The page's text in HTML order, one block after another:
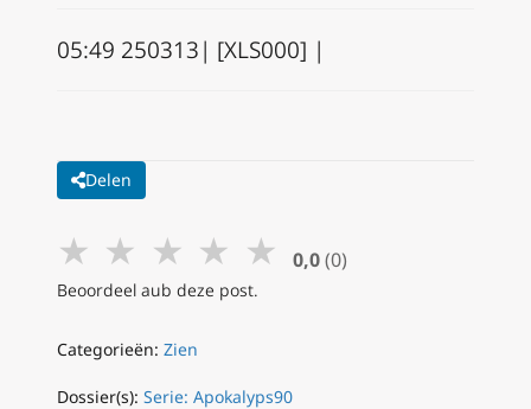
05:49 250313| [XLS000] |
Delen
★ ★ ★ ★ ★ 0,0 (0)
Beoordeel aub deze post.
Categorieën: Zien
Dossier(s): Serie: Apokalyps90